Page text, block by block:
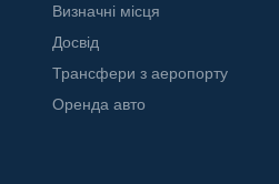
Визначні місця
Досвід
Трансфери з аеропорту
Оренда авто